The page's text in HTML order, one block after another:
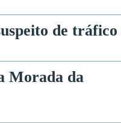
de tráfico
Morada da